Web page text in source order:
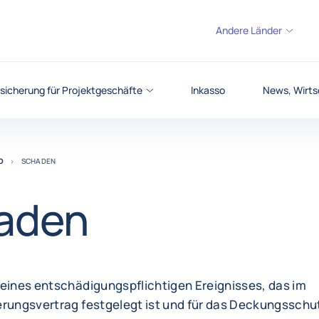
für Projektgeschäfte Inkasso News,
Andere Länder
SCHADEN
entschädigungspflichtigen Ereignisses, das im
festgelegt ist und für das